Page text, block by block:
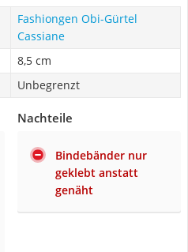
Fashiongen Obi-Gürtel
Cassiane
8,5 cm
Unbegrenzt
Nachteile
Bindebänder nur
geklebt anstatt
genäht